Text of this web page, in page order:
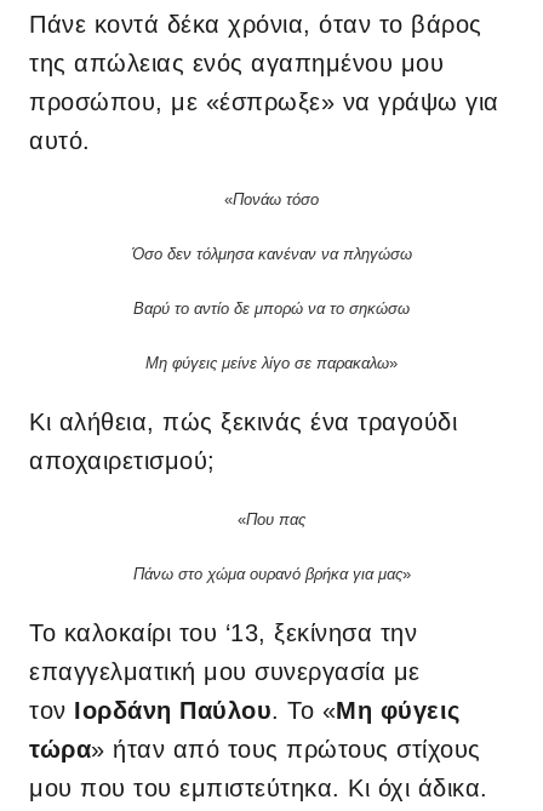
Πάνε κοντά δέκα χρόνια, όταν το βάρος
της απώλειας ενός αγαπημένου μου
προσώπου, με «έσπρωξε» να γράψω για
αυτό.
«Πονάω τόσο
Όσο δεν τόλμησα κανέναν να πληγώσω
Βαρύ το αντίο δε μπορώ να το σηκώσω
Μη φύγεις μείνε λίγο σε παρακαλω»
Κι αλήθεια, πώς ξεκινάς ένα τραγούδι
αποχαιρετισμού;
«Που πας
Πάνω στο χώμα ουρανό βρήκα για μας»
Το καλοκαίρι του ‘13, ξεκίνησα την
επαγγελματική μου συνεργασία με
τον Ιορδάνη Παύλου. Το «Μη φύγεις
τώρα» ήταν από τους πρώτους στίχους
μου που του εμπιστεύτηκα. Κι όχι άδικα.